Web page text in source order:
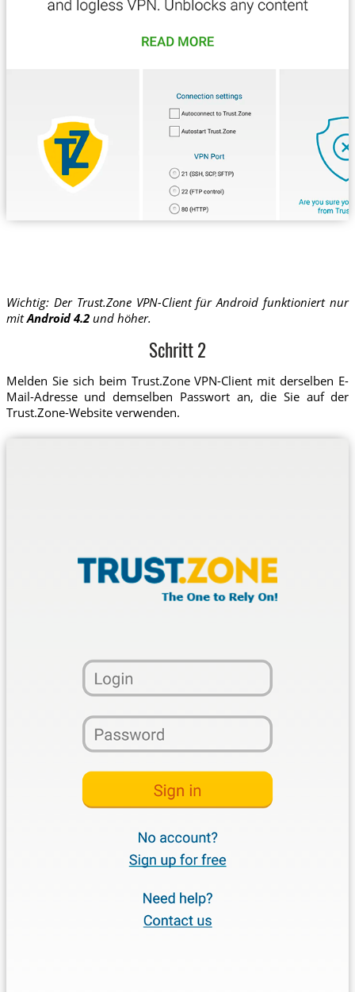
Wichtig: Der Trust.Zone VPN-Client für Android funktioniert nur
mitAndroid 4.2und höher.
Schritt 2
Melden Sie sich beim Trust.Zone VPN-Client mit derselben E-
Mail-Adresse und demselben Passwort an, die Sie auf der
Trust.Zone-Website verwenden.